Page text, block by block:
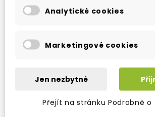
Analytické cookies
Marketingové cookies
Jen nezbytné
Přejít na stránku Podrobně o